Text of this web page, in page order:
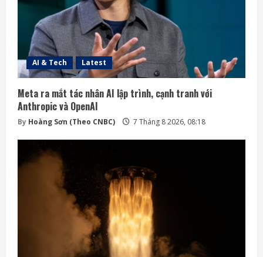
AI & Tech Latest
Meta ra mắt tác nhân AI lập trình, cạnh tranh với
Anthropic và OpenAI
By Hoàng Sơn (Theo CNBC) 7 Tháng 8 2026, 08:18